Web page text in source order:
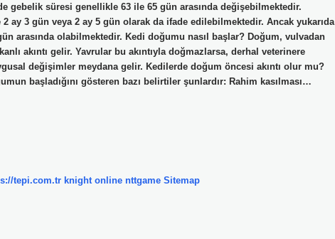
gebelik süresi genellikle 63 ile 65 gün arasında değişebilmektedir.
ay 3 gün veya 2 ay 5 gün olarak da ifade edilebilmektedir. Ancak yukarıda
arasında olabilmektedir. Kedi doğumu nasıl başlar? Doğum, vulvadan
akıntı gelir. Yavrular bu akıntıyla doğmazlarsa, derhal veterinere
değişimler meydana gelir. Kedilerde doğum öncesi akıntı olur mu?
başladığını gösteren bazı belirtiler şunlardır: Rahim kasılması…
tepi.com.tr knight online nttgame Sitemap